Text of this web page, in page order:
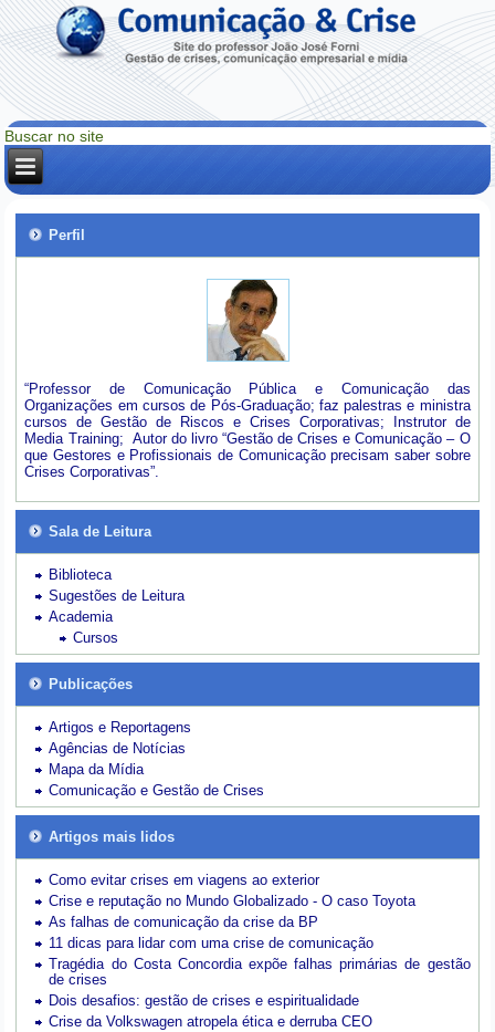
Perfil
“Professor de Comunicação Pública e Comunicação das
Organizações em cursos de Pós-Graduação; faz palestras e ministra
cursos de Gestão de Riscos e Crises Corporativas; Instrutor de
Media Training; Autor do livro “Gestão de Crises e Comunicação – O
que Gestores e Profissionais de Comunicação precisam saber sobre
Crises Corporativas”.
Sala de Leitura
Biblioteca
Sugestões de Leitura
Academia
Cursos
Publicações
Artigos e Reportagens
Agências de Notícias
Mapa da Mídia
Comunicação e Gestão de Crises
Artigos mais lidos
Como evitar crises em viagens ao exterior
Crise e reputação no Mundo Globalizado - O caso Toyota
As falhas de comunicação da crise da BP
11 dicas para lidar com uma crise de comunicação
Tragédia do Costa Concordia expõe falhas primárias de gestão
de crises
Dois desafios: gestão de crises e espiritualidade
Crise da Volkswagen atropela ética e derruba CEO